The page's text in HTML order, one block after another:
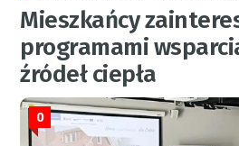
Mieszkańcy
programami
źródeł ciepła
0